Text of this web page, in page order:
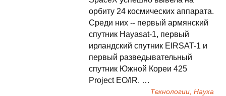
орбиту 24 космических аппарата.
Среди них -- первый армянский
спутник Hayasat-1, первый
ирландский спутник EIRSAT-1 и
первый разведывательный
спутник Южной Кореи 425
Project EO/IR. …
Технологии, Наука